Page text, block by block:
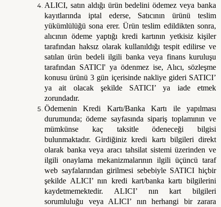
ALICI, satın aldığı ürün bedelini ödemez veya banka
kayıtlarında iptal ederse, Satıcının ürünü teslim
yükümlülüğü sona erer. Ürün teslim edildikten sonra,
alıcının ödeme yaptığı kredi kartının yetkisiz kişiler
tarafından haksız olarak kullanıldığı tespit edilirse ve
satılan ürün bedeli ilgili banka veya finans kuruluşu
tarafından SATICI' ya ödenmez ise, Alıcı, sözleşme
konusu ürünü 3 gün içerisinde nakliye gideri SATICI’
ya ait olacak şekilde SATICI’ ya iade etmek
zorundadır.
Ödemenin Kredi Kartı/Banka Kartı ile yapılması
durumunda; ödeme sayfasında sipariş toplamının ve
mümkünse kaç taksitle ödeneceği bilgisi
bulunmaktadır. Girdiğiniz kredi kartı bilgileri direkt
olarak banka veya aracı tahsilat sistemi üzerinden ve
ilgili onaylama mekanizmalarının ilgili üçüncü taraf
web sayfalarından girilmesi sebebiyle SATICI hiçbir
şekilde ALICI’ nın kredi kart/banka kartı bilgilerini
kaydetmemektedir. ALICI’ nın kart bilgileri
sorumluluğu veya ALICI’ nın herhangi bir zarara